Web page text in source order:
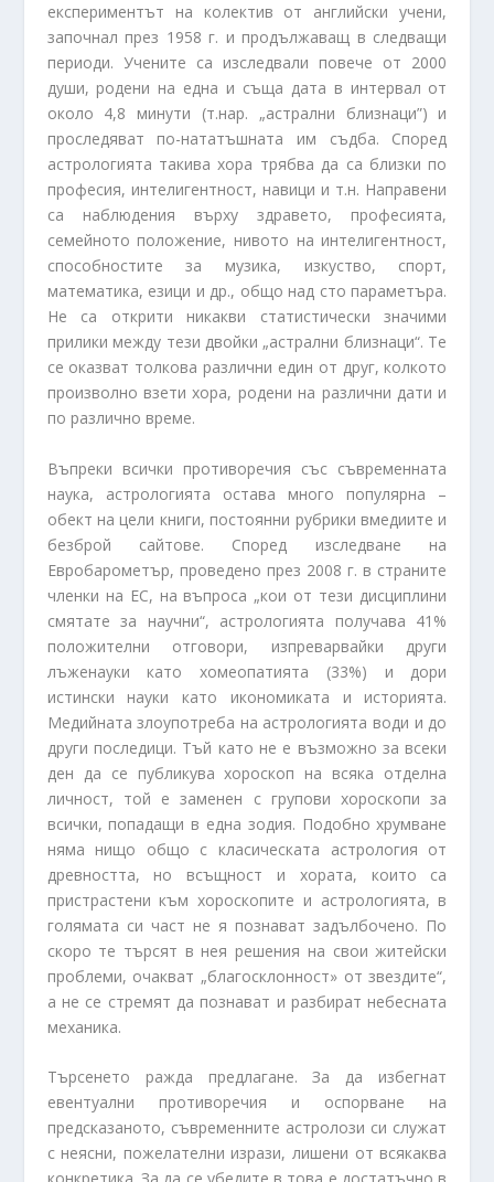
експериментът на колектив от английски учени,
започнал през 1958 г. и продължаващ в следващи
периоди. Учените са изследвали повече от 2000
души, родени на една и съща дата в интервал от
около 4,8 минути (т.нар. „астрални близнаци”) и
проследяват по-нататъшната им съдба. Според
астрологията такива хора трябва да са близки по
професия, интелигентност, навици и т.н. Направени
са наблюдения върху здравето, професията,
семейното положение, нивото на интелигентност,
способностите за музика, изкуство, спорт,
математика, езици и др., общо над сто параметъра.
Не са открити никакви статистически значими
прилики между тези двойки „астрални близнаци“. Те
се оказват толкова различни един от друг, колкото
произволно взети хора, родени на различни дати и
по различно време.
Въпреки всички противоречия със съвременната
наука, астрологията остава много популярна –
обект на цели книги, постоянни рубрики вмедиите и
безброй сайтове. Според изследване на
Евробарометър, проведено през 2008 г. в страните
членки на ЕС, на въпроса „кои от тези дисциплини
смятате за научни“, астрологията получава 41%
положителни отговори, изпреварвайки други
лъженауки като хомеопатията (33%) и дори
истински науки като икономиката и историята.
Медийната злоупотреба на астрологията води и до
други последици. Тъй като не е възможно за всеки
ден да се публикува хороскоп на всяка отделна
личност, той е заменен с групови хороскопи за
всички, попадащи в една зодия. Подобно хрумване
няма нищо общо с класическата астрология от
древността, но всъщност и хората, които са
пристрастени към хороскопите и астрологията, в
голямата си част не я познават задълбочено. По
скоро те търсят в нея решения на свои житейски
проблеми, очакват „благосклонност» от звездите“,
а не се стремят да познават и разбират небесната
механика.
Търсенето ражда предлагане. За да избегнат
евентуални противоречия и оспорване на
предсказаното, съвременните астролози си служат
с неясни, пожелателни изрази, лишени от всякаква